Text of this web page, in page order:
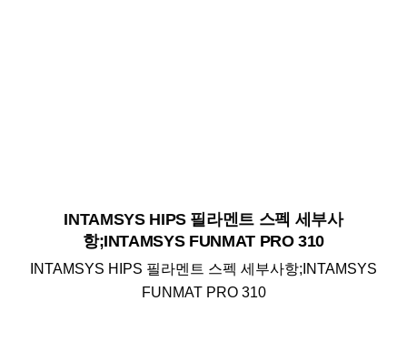
INTAMSYS HIPS 필라멘트 스펙 세부사
항;INTAMSYS FUNMAT PRO 310
INTAMSYS HIPS 필라멘트 스펙 세부사항;INTAMSYS
FUNMAT PRO 310